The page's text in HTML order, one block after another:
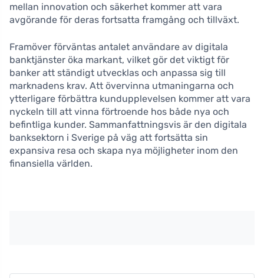
mellan innovation och säkerhet kommer att vara
avgörande för deras fortsatta framgång och tillväxt.
Framöver förväntas antalet användare av digitala
banktjänster öka markant, vilket gör det viktigt för
banker att ständigt utvecklas och anpassa sig till
marknadens krav. Att övervinna utmaningarna och
ytterligare förbättra kundupplevelsen kommer att vara
nyckeln till att vinna förtroende hos både nya och
befintliga kunder. Sammanfattningsvis är den digitala
banksektorn i Sverige på väg att fortsätta sin
expansiva resa och skapa nya möjligheter inom den
finansiella världen.